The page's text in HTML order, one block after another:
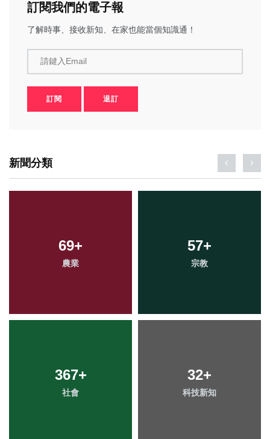
訂閱我們的電子報
了解時事、接收新知、在家也能當個知識通！
請鍵入Email
訂閱 退訂
新聞分類
69+
農業
57+
宗教
367+
社會
32+
科技新知